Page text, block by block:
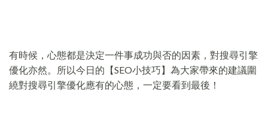
有時候，心態都是決定一件事成功與否的因素，對搜尋引擎
優化亦然。所以今日的【SEO小技巧】為大家帶來的建議圍
繞對搜尋引擎優化應有的心態，一定要看到最後！